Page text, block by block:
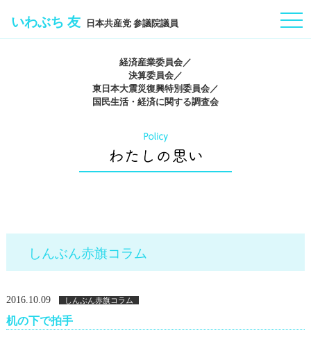
いわぶち 友 日本共産党 参議院議員
経済産業委員会／
決算委員会／
東日本大震災復興特別委員会／
国民生活・経済に関する調査会
しんぶん赤旗コラム
2016.10.09 しんぶん赤旗コラム
机の下で拍手